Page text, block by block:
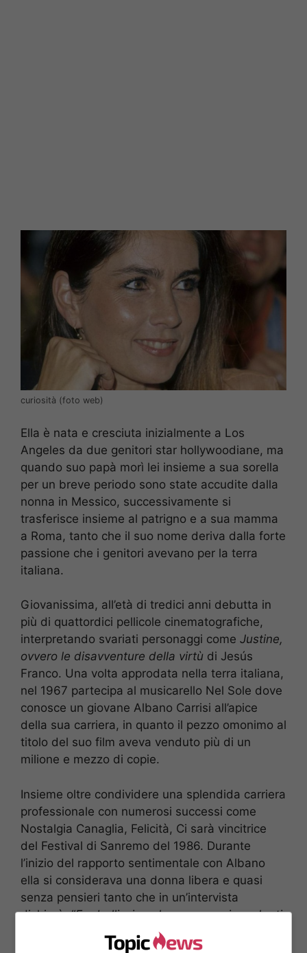
curiosità (foto web)
Ella è nata e cresciuta inizialmente a Los
Angeles da due genitori star hollywoodiane, ma
quando suo papà morì lei insieme a sua sorella
per un breve periodo sono state accudite dalla
nonna in Messico, successivamente si
trasferisce insieme al patrigno e a sua mamma
a Roma, tanto che il suo nome deriva dalla forte
passione che i genitori avevano per la terra
italiana.
Giovanissima, all’età di tredici anni debutta in
più di quattordici pellicole cinematografiche,
interpretando svariati personaggi come Justine,
ovvero le disavventure della virtù di Jesús
Franco. Una volta approdata nella terra italiana,
nel 1967 partecipa al musicarello Nel Sole dove
conosce un giovane Albano Carrisi all’apice
della sua carriera, in quanto il pezzo omonimo al
titolo del suo film aveva venduto più di un
milione e mezzo di copie.
Insieme oltre condividere una splendida carriera
professionale con numerosi successi come
Nostalgia Canaglia, Felicità, Ci sarà vincitrice
del Festival di Sanremo del 1986. Durante
l’inizio del rapporto sentimentale con Albano
ella si considerava una donna libera e quasi
senza pensieri tanto che in un’intervista
dichiarò: “Era bellissimo: la cosa peggiore che ti
potesse capitare era restare
pensarci, non è una cosa tanto brutta, no?